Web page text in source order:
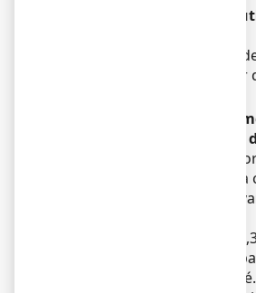
Conduite de véhicules et
Dans de rares cas, la prise
médicament peut entraîner
NUROFEN 200 mg
contient du saccharose et
Si votre médecin vous a
vous avez une intolérance
contactez votre médecin
Ce médicament contient
sodium (composant
cuisine/table) par